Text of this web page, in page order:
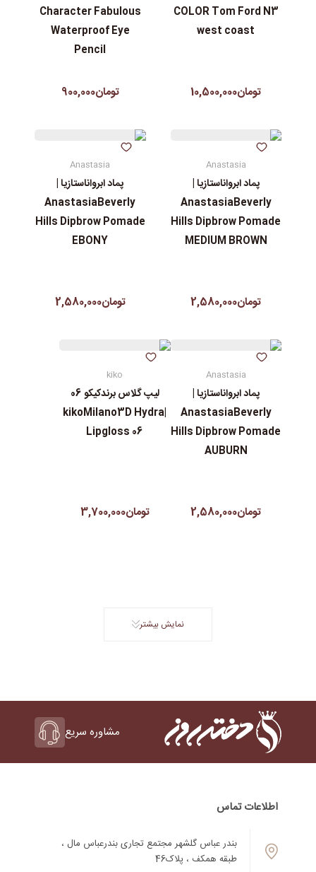
COLOR Tom Ford N3
west coast
تومان10,500,000
Character Fabulous
Waterproof Eye
Pencil
تومان900,000
Anastasia
پماد ابرواناستازیا |
AnastasiaBeverly
Hills Dipbrow Pomade
MEDIUM BROWN
تومان2,580,000
Anastasia
پماد ابرواناستازیا |
AnastasiaBeverly
Hills Dipbrow Pomade
EBONY
تومان2,580,000
Anastasia
پماد ابرواناستازیا |
AnastasiaBeverly
Hills Dipbrow Pomade
AUBURN
تومان2,580,000
kiko
لیپ گلاس‌ برندکیکو 06
|kikoMilano3D Hydra
Lipgloss 06
تومان3,700,000
نمایش بیشتر
مشاوره سریع
اطلاعات تماس
بندر عباس گلشهر مجتمع تجاری بندرعباس مال ،
طبقه همکف ، پلاک46